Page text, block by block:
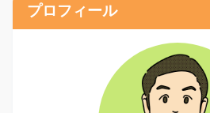
プロフィール